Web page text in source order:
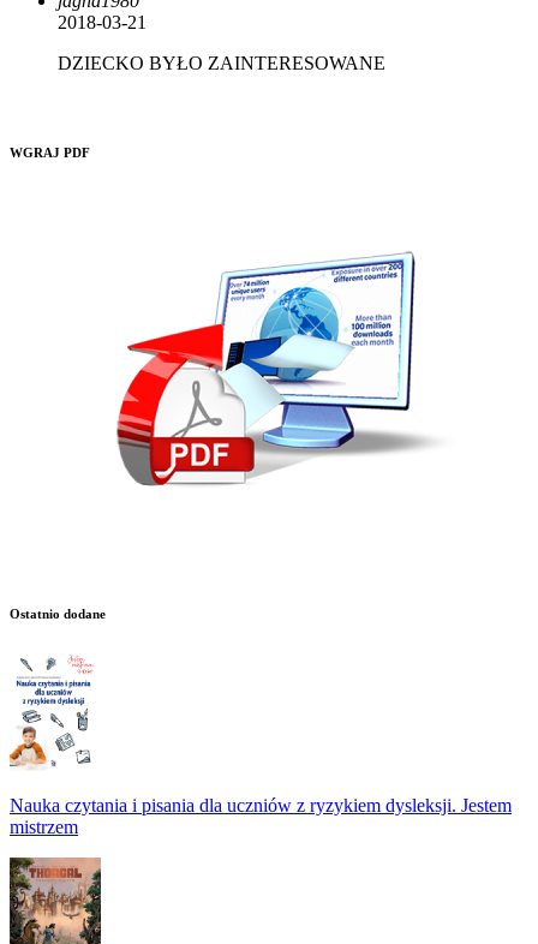
2018-03-21
DZIECKO BYŁO ZAINTERESOWANE
WGRAJ PDF
Ostatnio dodane
Nauka czytania i pisania dla uczniów z ryzykiem dysleksji. Jestem
mistrzem